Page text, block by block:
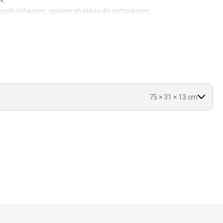
scherpen, spieren strekken én ontspannen.
75 × 31 × 13 cm